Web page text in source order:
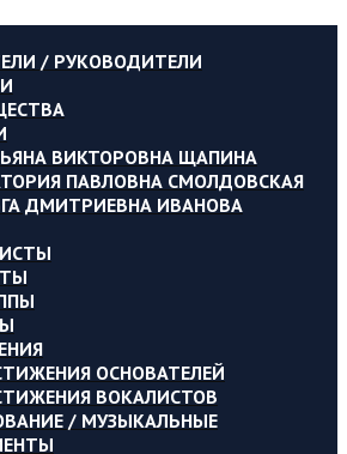
/ РУКОВОДИТЕЛИ
ВИКТОРОВНА ЩАПИНА
ПАВЛОВНА СМОЛДОВСКАЯ
ДМИТРИЕВНА ИВАНОВА
ОСНОВАТЕЛЕЙ
ВОКАЛИСТОВ
/ МУЗЫКАЛЬНЫЕ